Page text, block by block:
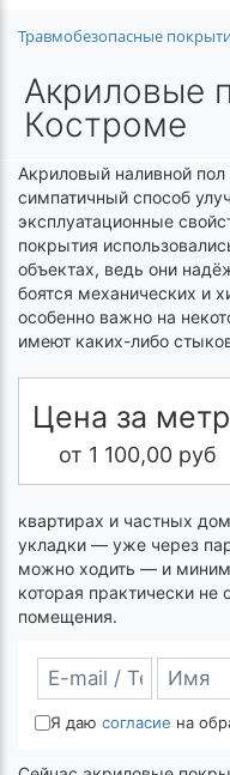
Травмобезопасные
Акриловые
Костроме
Акриловый наливной
симпатичный способ
эксплуатационные
покрытия
объектах, ведь они
боятся механических и
особенно важно на
имеют каких-либо
Цена за метр
от 1 100,00 руб
квартирах и частных
укладки — уже через
можно ходить — и
которая практически не
помещения.
Я даю согласие на